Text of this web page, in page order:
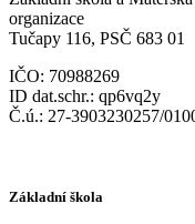
organizace
Tučapy 116, PSČ 683 01
IČO: 70988269
ID dat.schr.: qp6vq2y
Č.ú.: 27-3903230257/
Základní škola